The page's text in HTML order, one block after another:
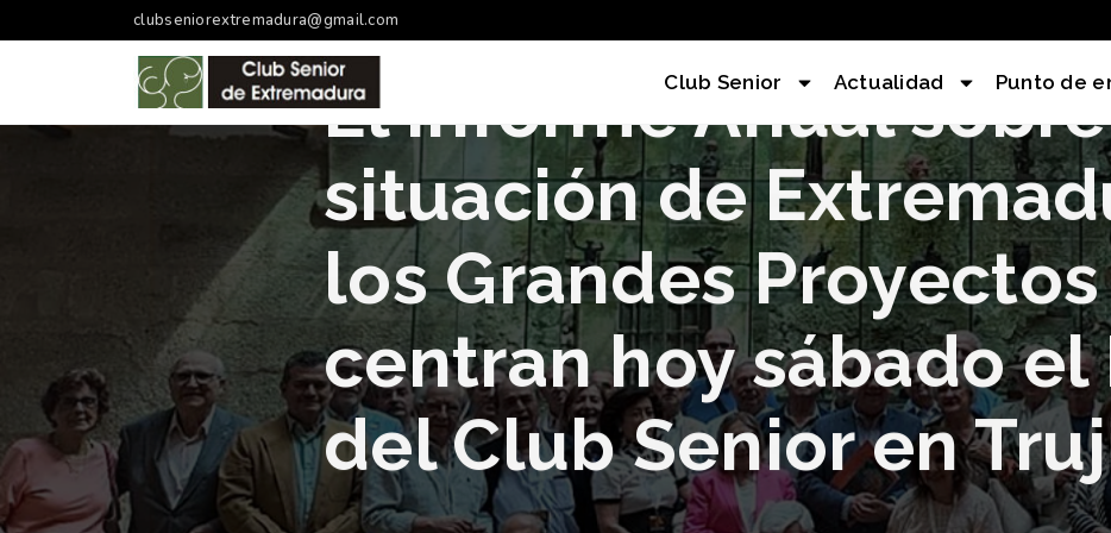
clubseniorextremadura@gmail.com
Club Senior Actualidad Punto de
ElInforme Anual
situación de
los Grandes Proyectos
centran hoy sábado el
del Club Senior en